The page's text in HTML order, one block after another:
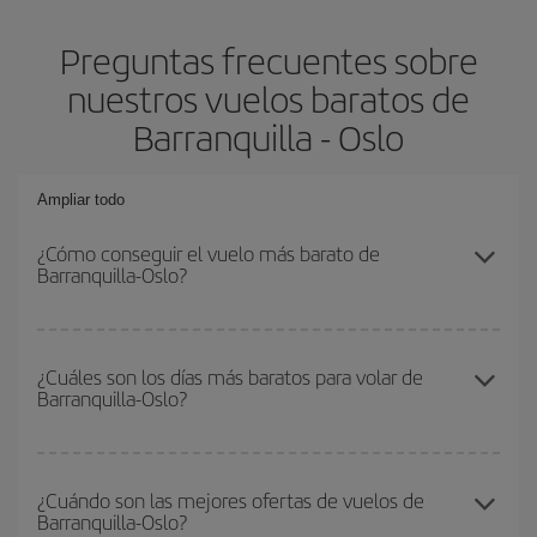
Preguntas frecuentes sobre
nuestros vuelos baratos de
Barranquilla - Oslo
Ampliar todo
¿Cómo conseguir el vuelo más barato de
Barranquilla-Oslo?
conseguir el vuelo más barato si evitas temporadas altas,
compras con antelación y puedes ser flexible con las fechas y
¿Cuáles son los días más baratos para volar de
Barranquilla-Oslo?
que empezar una consulta en nuestro
buscador de vuelos
baratos. Dinos desde dónde vuelas, a dónde quieres ir y en qué
¿Cuándo son las mejores ofertas de vuelos de
Barranquilla-Oslo?